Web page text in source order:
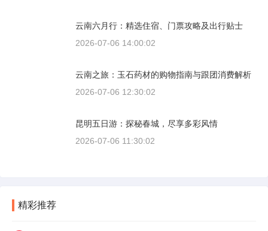
云南六月行：精选住宿、门票攻略及出行贴士
2026-07-06 14:00:02
云南之旅：玉石药材的购物指南与跟团消费解析
2026-07-06 12:30:02
昆明五日游：探秘春城，尽享多彩风情
2026-07-06 11:30:02
精彩推荐